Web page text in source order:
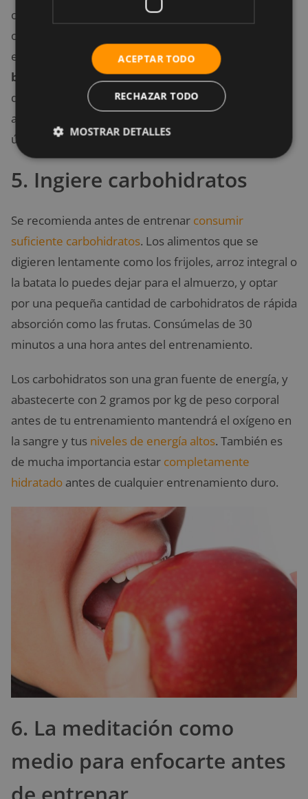
cómo escoger tu equipo para kickboxing. En algunas
ocasiones hay clases que pueden pedir a sus
estudiantes que comprentobilleras y guantes de
boxeo
. En cualquier caso, la ropa no debe ser
demasiada suelta ni muy restrictiva. Una botella de
agua y toalla probablemente también te será muy
útil.
5. Ingiere carbohidratos
Se recomienda antes de entrenar consumir
suficiente carbohidratos. Los alimentos que se
digieren lentamente como los frijoles, arroz integral o
la batata lo puedes dejar para el almuerzo, y optar
por una pequeña cantidad de carbohidratos de rápida
absorción como las frutas. Consúmelas de 30
minutos a una hora antes del entrenamiento.
Los carbohidratos son una gran fuente de energía, y
abastecerte con 2 gramos por kg de peso corporal
antes de tu entrenamiento mantendrá el oxígeno en
la sangre y tus niveles de energía altos. También es
de mucha importancia estar completamente
hidratado antes de cualquier entrenamiento duro.
6. La meditación como
medio para enfocarte antes
ACEPTAR TODO
RECHAZAR TODO
MOSTRAR DETALLES